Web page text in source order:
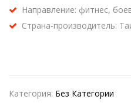
Направление: фитнес,
Страна-производитель:
Категория: Без Категории